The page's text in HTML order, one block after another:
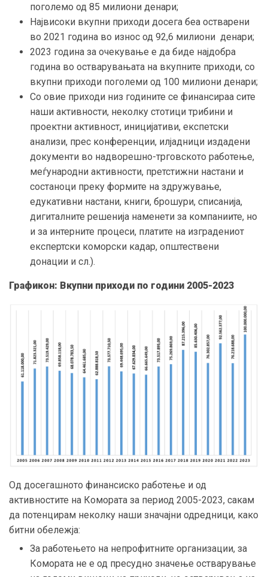
поголемо од 85 милиони денари;
Највисоки вкупни приходи досега беа остварени
во 2021 година во износ од 92,6 милиони денари;
2023 година за очекување е да биде најдобра
година во остварувањата на вкупните приходи, со
вкупни приходи поголеми од 100 милиони денари;
Со овие приходи низ годините се финансираа сите
наши активности, неколку стотици трибини и
проектни активност, иницијативи, експетски
анализи, прес конференции, илјадници издадени
документи во надворешно-трговското работење,
меѓународни активности, претстижни настани и
состаноци преку формите на здружување,
едукативни настани, книги, брошури, списанија,
дигиталните решенија наменети за компаниите, но
и за интерните процеси, платите на изградениот
експертски коморски кадар, општествени
донации и сл.).
Графикон: Вкупни приходи по години 2005-2023
Од досегашното финансиско работење и од
активностите на Комората за период 2005-2023, сакам
да потенцирам неколку наши значајни одредници, како
битни обележја:
За работењето на непрофитните организации, за
Комората не е од пресудно значење остварување